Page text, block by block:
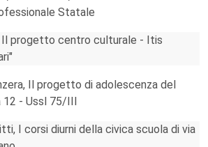
Statale
Il progetto centro culturale - Itis
Il progetto di adolescenza del
12 - Ussl 75/III
I corsi diurni della civica scuola di via